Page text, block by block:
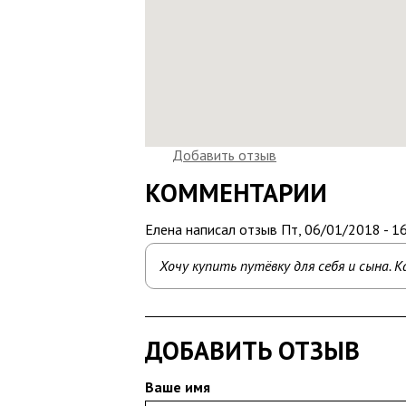
Добавить отзыв
КОММЕНТАРИИ
Елена написал отзыв Пт, 06/01/2018 -
Хочу купить путёвку для себя и сына.
ДОБАВИТЬ ОТЗЫВ
Ваше имя